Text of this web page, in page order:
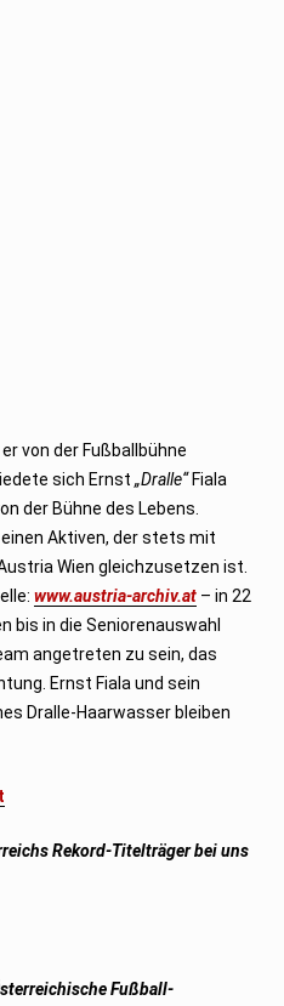
von der Fußballbühne
sich Ernst„Dralle“Fiala
der Bühne des Lebens.
einen Aktiven, der stets mit
Wien gleichzusetzen ist.
www.austria-archiv.at – in 22
bis in die Seniorenauswahl
angetreten zu sein, das
Ernst Fiala und sein
Dralle-Haarwasser bleiben
Rekord-Titelträger bei uns
Fußball-